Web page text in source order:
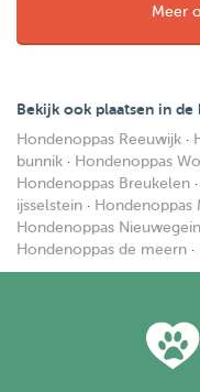
Meer
Bekijk ook plaatsen in
Hondenoppas Reeuwijk ·
bunnik · Hondenoppas
Hondenoppas Breukelen ·
ijsselstein · Hondenoppas
Hondenoppas Nieuwegein
Hondenoppas de meern ·